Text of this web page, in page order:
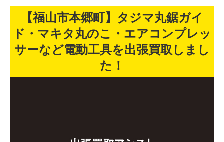
【福山市本郷町】タジマ丸鋸ガイ
ド・マキタ丸のこ・エアコンプレッ
サーなど電動工具を出張買取しまし
た！